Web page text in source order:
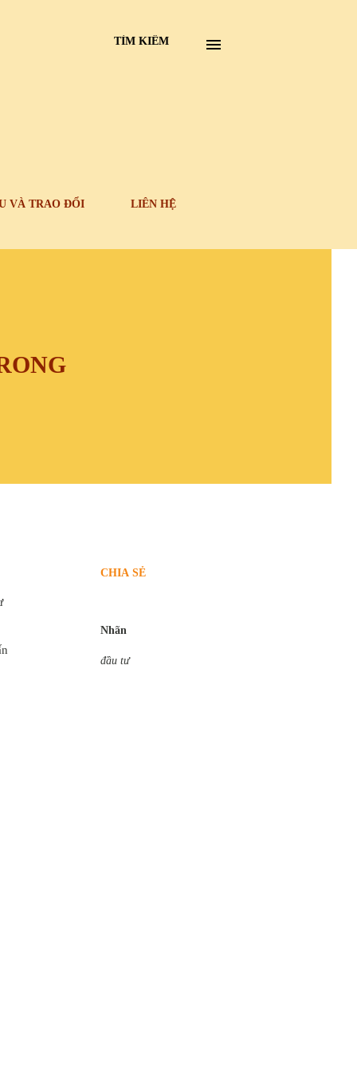
TÌM KIẾM
VÀ TRAO ĐỔI LIÊN HỆ
CHIA SẺ
Nhãn
đầu tư